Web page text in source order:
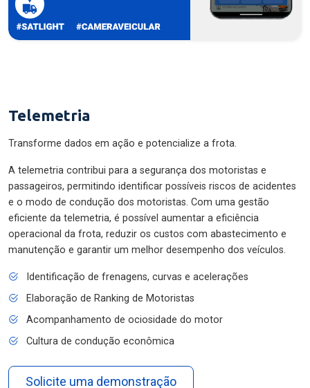
Telemetria
Transforme dados em ação e potencialize a frota.
A telemetria contribui para a segurança dos motoristas e
passageiros, permitindo identificar possíveis riscos de acidentes
e o modo de condução dos motoristas. Com uma gestão
eficiente da telemetria, é possível aumentar a eficiência
operacional da frota, reduzir os custos com abastecimento e
manutenção e garantir um melhor desempenho dos veículos.
Identificação de frenagens, curvas e acelerações
Elaboração de Ranking de Motoristas
Acompanhamento de ociosidade do motor
Cultura de condução econômica
Solicite uma demonstração